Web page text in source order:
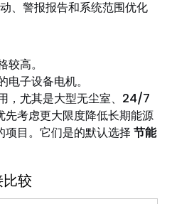
、警报报告和系统范围优化
高。
子设备电机。
，尤其是大型无尘室、24/7
先考虑更大限度降低长期能源
目。它们是的默认选择 节能
较